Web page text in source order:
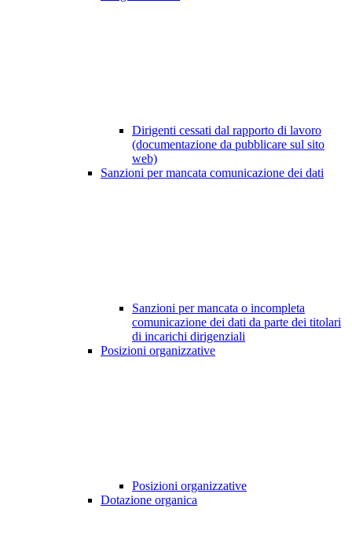
Dirigenti cessati dal rapporto di lavoro
(documentazione da pubblicare sul sito
web)
Sanzioni per mancata comunicazione dei dati
Sanzioni per mancata o incompleta
comunicazione dei dati da parte dei titolari
di incarichi dirigenziali
Posizioni organizzative
Posizioni organizzative
Dotazione organica